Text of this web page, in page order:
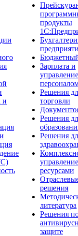
и
продукты
Зарплата и
управление
Решения
торговли
Решения
Решения
управление
ресурсами
решения
литература
Решения
защите